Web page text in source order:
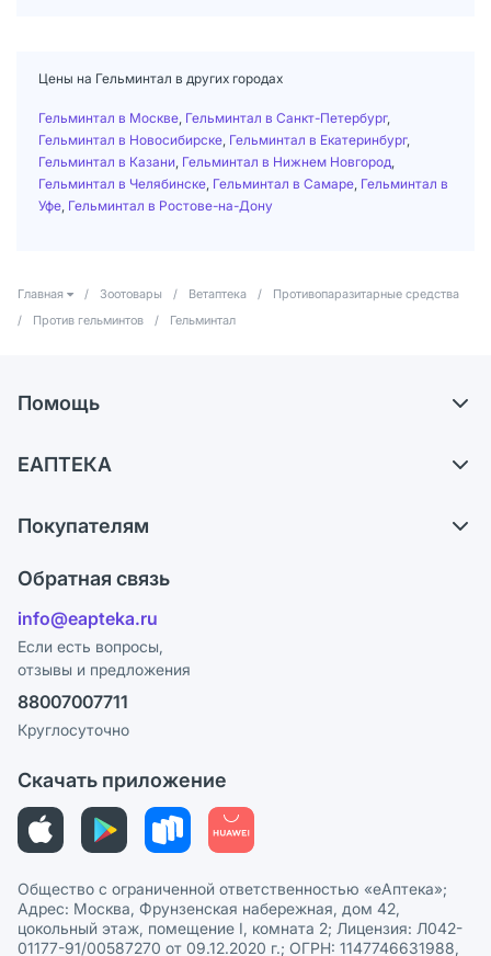
Цены на Гельминтал в других городах
Гельминтал в Москве Гельминтал в Санкт-Петербург,
Гельминтал в Новосибирске Гельминтал в Екатеринбург,
Гельминтал в Казани Гельминтал в Нижнем Новгород
Гельминтал в Челябинске Гельминтал в Самаре Гельминтал в
Уфе Гельминтал в Ростове-на-Дону
Главная / Зоотовары / Ветаптека /
Противопаразитарные средства
/
Против гельминтов / Гельминтал
Помощь
Самовывоз из аптек
Ответы на вопросы
Блог
ЕАПТЕКА
Карьера
Поставщики
Лицензия
Реклама на сайте
Ваши товары на ЕАПТЕКЕ
Покупателям
Программа СберСпасибо
Политика конфиденциальности
Пользовательское соглашение
Политика рекомендаций
Этика и соответствие
Политика в отношении обработки персональных данных
Обратная связь
info@eapteka.ru
Если есть вопросы,
отзывы и предложения
88007007711
Круглосуточно
Скачать приложение
Общество с ограниченной ответственностью «еАптека»;
Адрес: Москва, Фрунзенская набережная, дом 42,
цокольный этаж, помещение I, комната 2; Лицензия: Л042-
01177-91/00587270 от 09.12.2020 г.; ОГРН: 1147746631988,